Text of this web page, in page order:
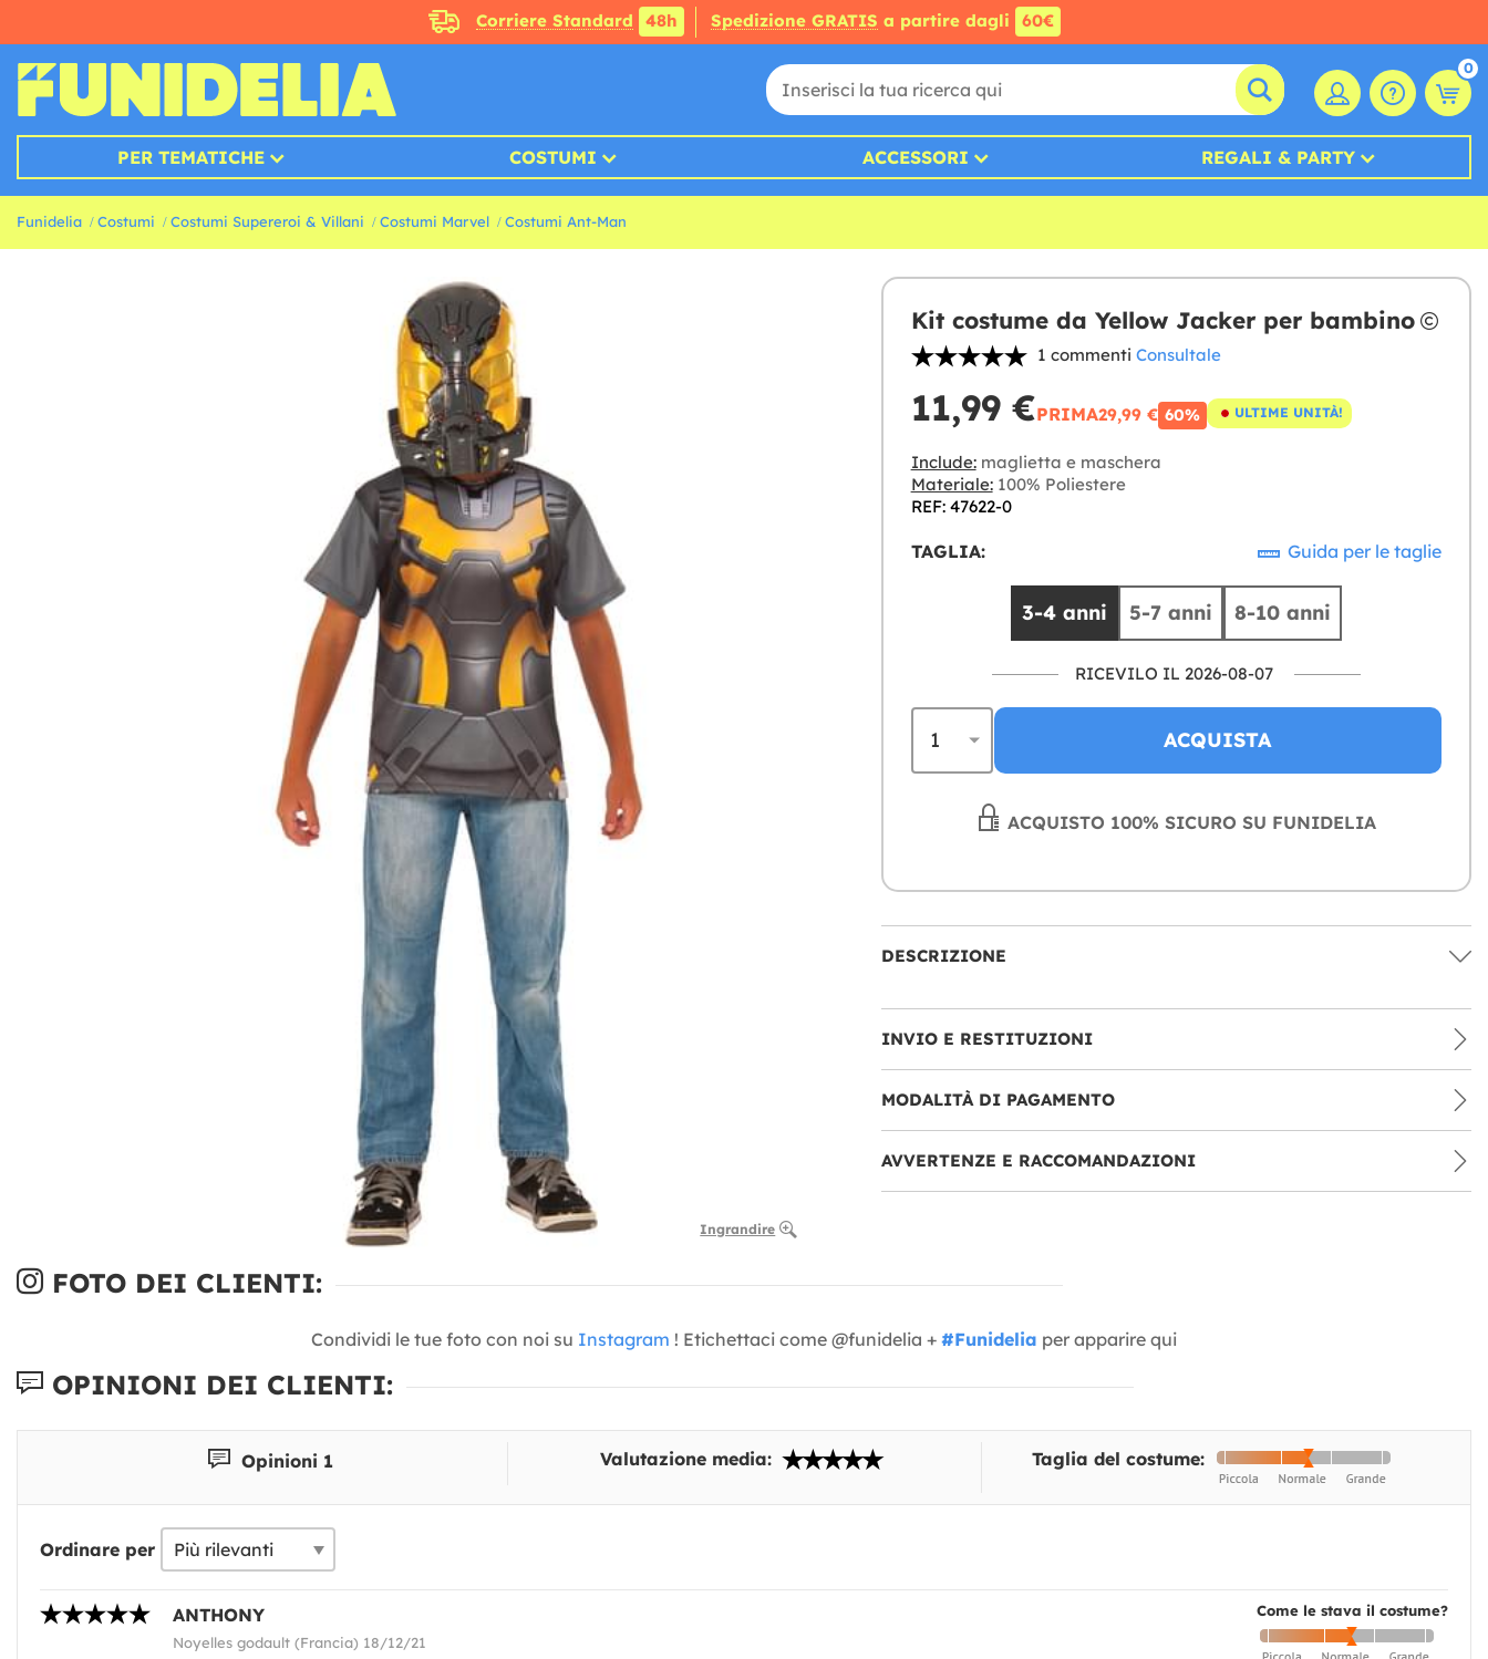
Corriere Standard 48h Spedizione GRATIS a partire dagli 60€
0
PER TEMATICHE COSTUMI ACCESSORI REGALI & PARTY
Funidelia Costumi Costumi Supereroi & Villani Costumi Marvel Costumi Ant-Man
Ingrandire
Kit costume da Yellow Jacker per bambino
1 commenti Consultale
11,99 €PRIMA29,99 € 60% ULTIME UNITÀ!
Include:maglietta e maschera
Materiale:100% Poliestere
REF: 47622-0
TAGLIA: Guida per le taglie
3-4 anni 5-7 anni 8-10 anni
RICEVILO IL 2026-08-07
ACQUISTA
ACQUISTO 100% SICURO SU FUNIDELIA
DESCRIZIONE
INVIO E RESTITUZIONI
MODALITÀ DI PAGAMENTO
AVVERTENZE E RACCOMANDAZIONI
FOTO DEI CLIENTI:
Condividi le tue foto con noi su Instagram ! Etichettaci come @funidelia + #Funidelia per apparire qui
OPINIONI DEI CLIENTI:
Opinioni 1 Valutazione media: Taglia del costume:
Ordinare per
Come le stava il costume?
ANTHONY
Noyelles godault (Francia) 18/12/21